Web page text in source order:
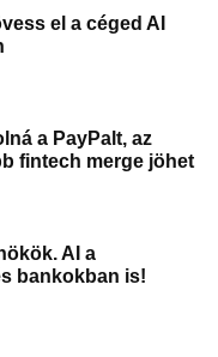
el a céged AI
a PayPalt, az
fintech merge jöhet
AI a
bankokban is!